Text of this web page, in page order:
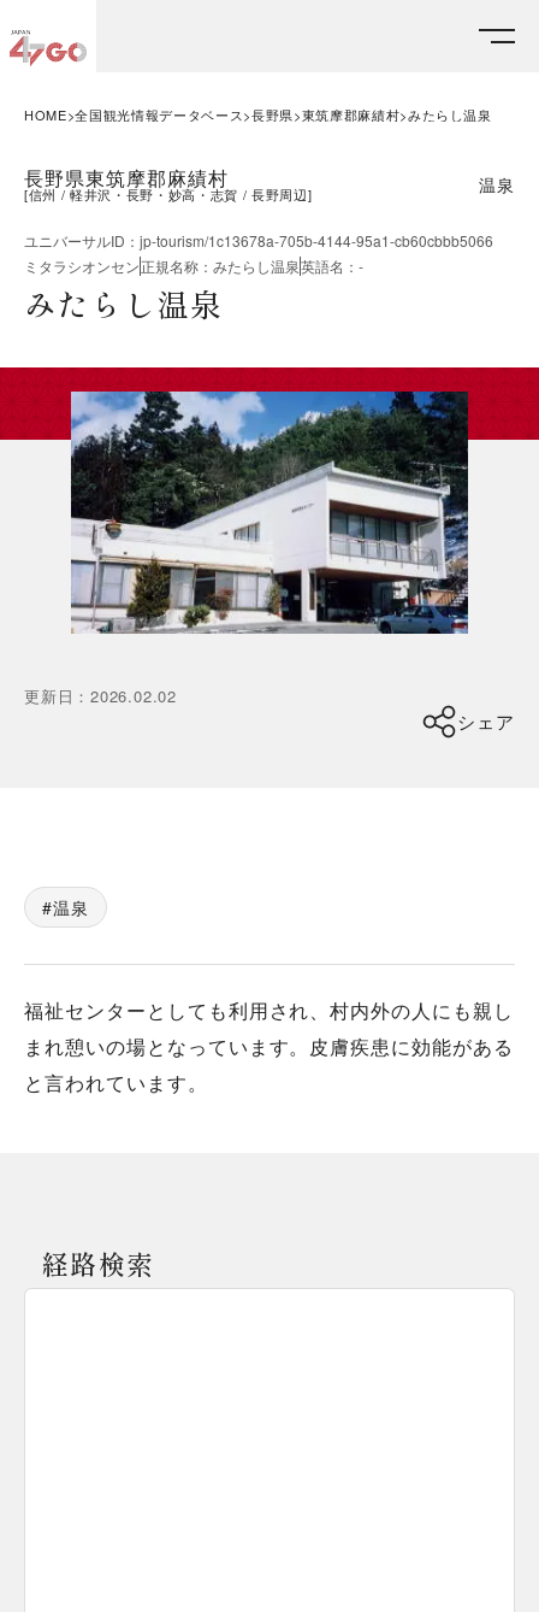
HOME 全国観光情報データベース 長野県 東筑摩郡麻績村 みたらし温泉
長野県東筑摩郡麻績村
[信州 軽井沢・長野・妙高・志賀 長野周辺] 温泉
ユニバーサルID ： jp-tourism/1c13678a-705b-4144-95a1-cb60cbbb5066
ミタラシオンセン正規名称 ： みたらし温泉英語名 ： -
みたらし温泉
更新日 ：2026.02.02
シェア
温泉
福祉センターとしても利用され、村内外の人にも親し
まれ憩いの場となっています。皮膚疾患に効能がある
と言われています。
経路検索